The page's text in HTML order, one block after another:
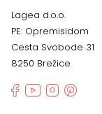
Lagea d.o.o.
PE: Opremisidom
Cesta Svobode 31
8250 Brežice